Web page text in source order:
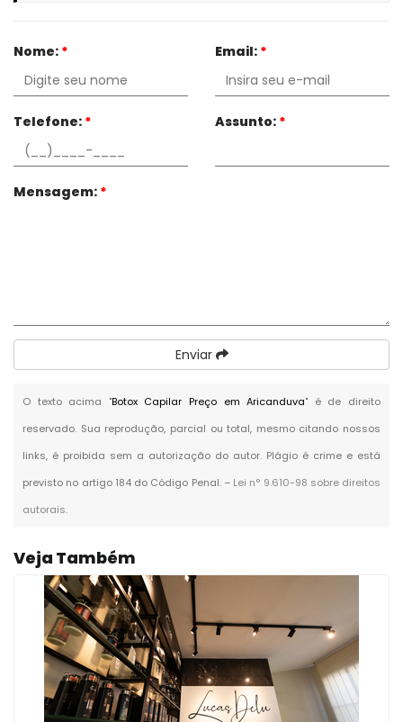
Nome: * Email: *
Telefone: * Assunto: *
Mensagem: *
Enviar
O texto acima "Botox Capilar Preço em Aricanduva" é de direito
reservado. Sua reprodução, parcial ou total, mesmo citando nossos
links, é proibida sem a autorização do autor. Plágio é crime e está
previsto no artigo 184 do Código Penal. – Lei n° 9.610-98 sobre direitos
autorais.
Veja Também